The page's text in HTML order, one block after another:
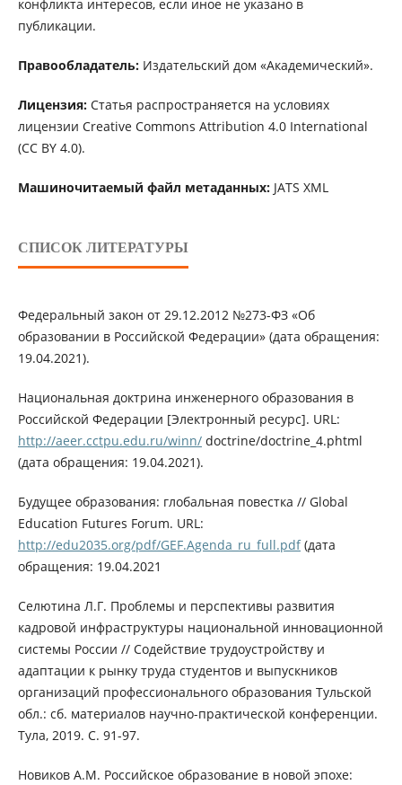
конфликта интересов, если иное не указано в
публикации.
Правообладатель:Издательский дом «Академический».
Лицензия:Статья распространяется на условиях
лицензии Creative Commons Attribution 4.0 International
(CC BY 4.0).
Машиночитаемый файл метаданных:JATS XML
СПИСОК ЛИТЕРАТУРЫ
Федеральный закон от 29.12.2012 №273-ФЗ «Об
образовании в Российской Федерации» (дата обращения:
19.04.2021).
Национальная доктрина инженерного образования в
Российской Федерации [Электронный ресурс]. URL:
http://aeer.cctpu.edu.ru/winn/doctrine/doctrine_4.phtml
(дата обращения: 19.04.2021).
Будущее образования: глобальная повестка // Global
Education Futures Forum. URL:
http://edu2035.org/pdf/GEF.Agenda_ru_full.pdf(дата
обращения: 19.04.2021
Селютина Л.Г. Проблемы и перспективы развития
кадровой инфраструктуры национальной инновационной
системы России // Содействие трудоустройству и
адаптации к рынку труда студентов и выпускников
организаций профессионального образования Тульской
обл.: сб. материалов научно-практической конференции.
Тула, 2019. С. 91-97.
Новиков А.М. Российское образование в новой эпохе: